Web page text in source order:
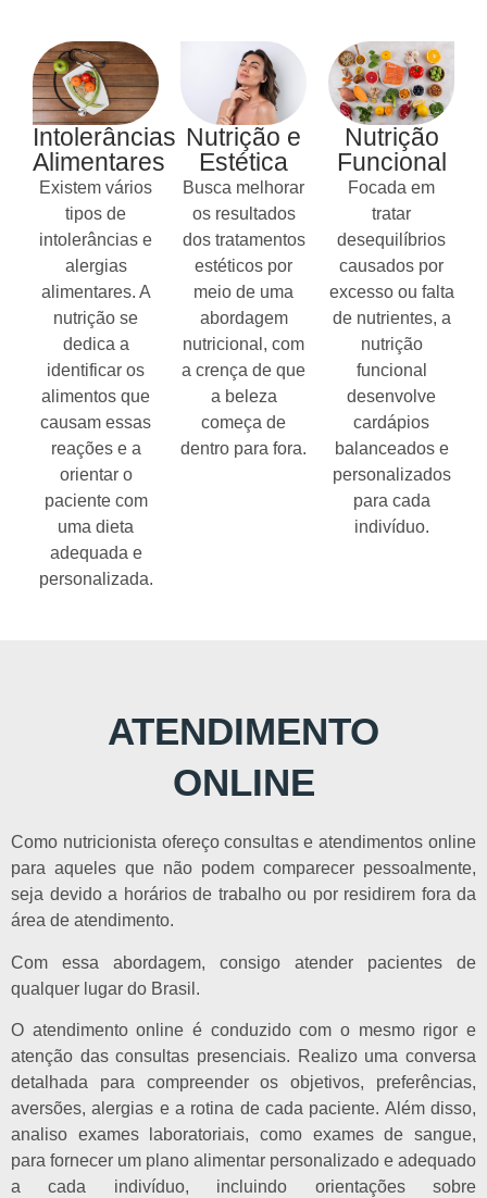
Intolerâncias
Alimentares
Existem vários
tipos de
intolerâncias e
alergias
alimentares. A
nutrição se
dedica a
identificar os
alimentos que
causam essas
reações e a
orientar o
paciente com
uma dieta
adequada e
personalizada.
Nutrição e
Estética
Busca melhorar
os resultados
dos tratamentos
estéticos por
meio de uma
abordagem
nutricional, com
a crença de que
a beleza
começa de
dentro para fora.
Nutrição
Funcional
Focada em
tratar
desequilíbrios
causados por
excesso ou falta
de nutrientes, a
nutrição
funcional
desenvolve
cardápios
balanceados e
personalizados
para cada
indivíduo.
ATENDIMENTO
ONLINE
Como nutricionista ofereço consultas e atendimentos online
para aqueles que não podem comparecer pessoalmente,
seja devido a horários de trabalho ou por residirem fora da
área de atendimento.
Com essa abordagem, consigo atender pacientes de
qualquer lugar do Brasil.
O atendimento online é conduzido com o mesmo rigor e
atenção das consultas presenciais. Realizo uma conversa
detalhada para compreender os objetivos, preferências,
aversões, alergias e a rotina de cada paciente. Além disso,
analiso exames laboratoriais, como exames de sangue,
para fornecer um plano alimentar personalizado e adequado
a cada indivíduo, incluindo orientações sobre